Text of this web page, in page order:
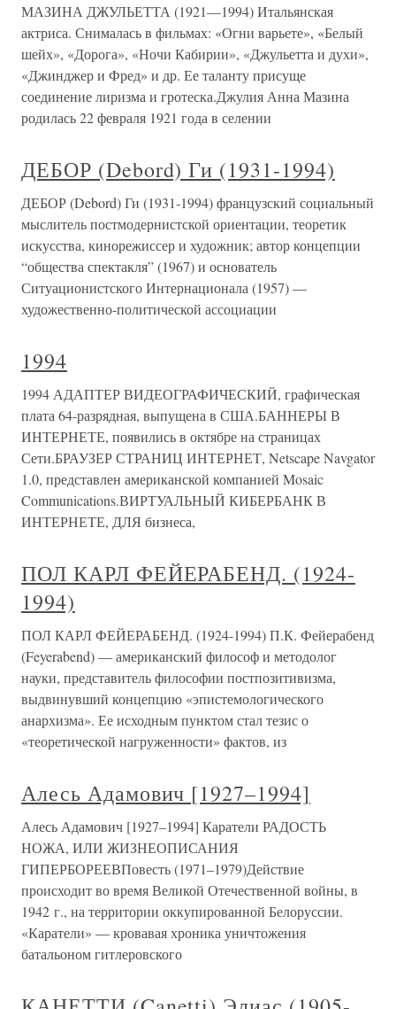
МАЗИНА ДЖУЛЬЕТТА (1921—1994) Итальянская
актриса. Снималась в фильмах: «Огни варьете», «Белый
шейх», «Дорога», «Ночи Кабирии», «Джульетта и духи»,
«Джинджер и Фред» и др. Ее таланту присуще
соединение лиризма и гротеска.Джулия Анна Мазина
родилась 22 февраля 1921 года в селении
ДЕБОР (Debord) Ги (1931-1994)
ДЕБОР (Debord) Ги (1931-1994) французский социальный
мыслитель постмодернистской ориентации, теоретик
искусства, кинорежиссер и художник; автор концепции
“общества спектакля” (1967) и основатель
Ситуационистского Интернационала (1957) —
художественно-политической ассоциации
1994
1994 АДАПТЕР ВИДЕОГРАФИЧЕСКИЙ, графическая
плата 64-разрядная, выпущена в США.БАННЕРЫ В
ИНТЕРНЕТЕ, появились в октябре на страницах
Сети.БРАУЗЕР СТРАНИЦ ИНТЕРНЕТ, Netscape Navgator
1.0, представлен американской компанией Mosaic
Communications.ВИРТУАЛЬНЫЙ КИБЕРБАНК В
ИНТЕРНЕТЕ, ДЛЯ бизнеса,
ПОЛ КАРЛ ФЕЙЕРАБЕНД. (1924-
1994)
ПОЛ КАРЛ ФЕЙЕРАБЕНД. (1924-1994) П.К. Фейерабенд
(Feyerabend) — американский философ и методолог
науки, представитель философии постпозитивизма,
выдвинувший концепцию «эпистемологического
анархизма». Ее исходным пунктом стал тезис о
«теоретической нагруженности» фактов, из
Алесь Адамович [1927–1994]
Алесь Адамович [1927–1994] Каратели РАДОСТЬ
НОЖА, ИЛИ ЖИЗНЕОПИСАНИЯ
ГИПЕРБОРЕЕВПовесть (1971–1979)Действие
происходит во время Великой Отечественной войны, в
1942 г., на территории оккупированной Белоруссии.
«Каратели» — кровавая хроника уничтожения
батальоном гитлеровского